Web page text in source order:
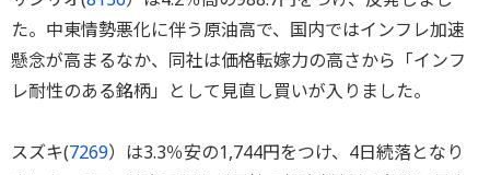
た。中東情勢悪化に伴う原油高で、国内ではインフレ加速
懸念が高まるなか、同社は価格転嫁力の高さから「インフ
レ耐性のある銘柄」として見直し買いが入りました。
スズキ(7269）は3.3％安の1,744円をつけ、4日続落となり